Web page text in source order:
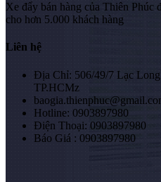
Xe đẩy bán hàng của Thiên Phúc
cho hơn 5.000 khách hàng
Liên hệ
Địa Chỉ: 506/49/7 Lạc
TP.HCMz
Hotline: 0903897980
Điện Thoại: 0903897980
Báo Giá : 0903897980